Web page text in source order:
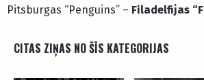
Pitsburgas “Penguins” – Filadelfijas
CITAS ZIŅAS NO ŠĪS KATEGORIJAS